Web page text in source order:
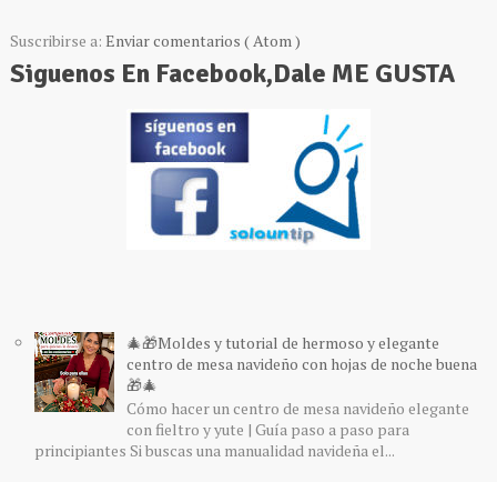
Suscribirse a: Enviar comentarios ( Atom )
Siguenos En Facebook,Dale ME GUSTA
🎄🎁Moldes y tutorial de hermoso y elegante
centro de mesa navideño con hojas de noche buena
🎁🎄
Cómo hacer un centro de mesa navideño elegante
con fieltro y yute | Guía paso a paso para
principiantes Si buscas una manualidad navideña el...